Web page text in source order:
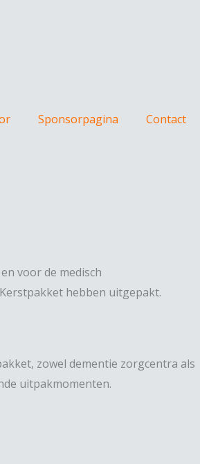
Sponsorpagina Contact
voor de medisch
hebben uitgepakt.
zowel dementie zorgcentra als
uitpakmomenten.